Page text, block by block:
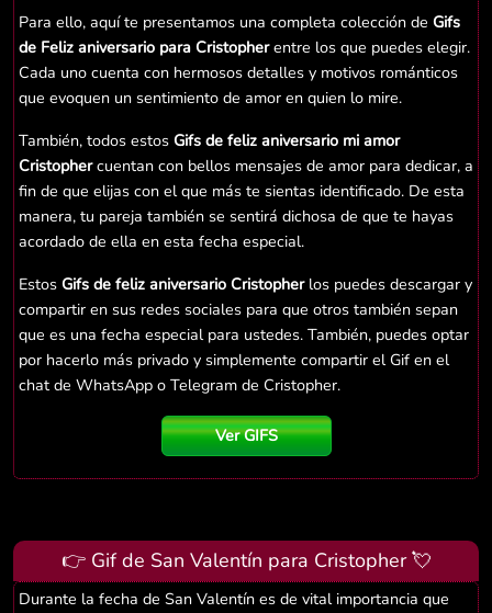
Para ello, aquí te presentamos una completa colección de Gifs
de Feliz aniversario para Cristopherentre los que puedes elegir.
Cada uno cuenta con hermosos detalles y motivos románticos
que evoquen un sentimiento de amor en quien lo mire.
También, todos estos Gifs de feliz aniversario mi amor
Cristophercuentan con bellos mensajes de amor para dedicar, a
fin de que elijas con el que más te sientas identificado. De esta
manera, tu pareja también se sentirá dichosa de que te hayas
acordado de ella en esta fecha especial.
Estos Gifs de feliz aniversario Cristopherlos puedes descargar y
compartir en sus redes sociales para que otros también sepan
que es una fecha especial para ustedes. También, puedes optar
por hacerlo más privado y simplemente compartir el Gif en el
chat de WhatsApp o Telegram de Cristopher.
Ver GIFS
👉 Gif de San Valentín para Cristopher 💘
Durante la fecha de San Valentín es de vital importancia que